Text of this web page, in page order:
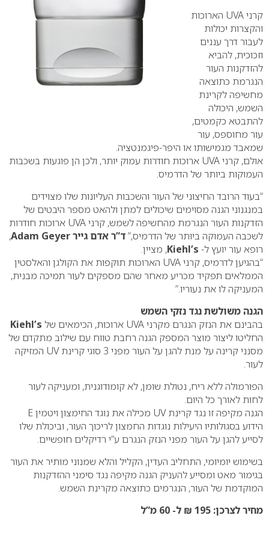
קרני UVA הארוכות
והקצרות יכולות
לעבור דרך עננים
וזכוכית, להביא
להזדקנות העור
הנגרמת כתוצאה
מחשיפה לקרינת
השמש, היכולה
להתבטא כקמטים,
עור מחוספס, עור
שמאבד מגמישותו או היפר-פיגמנטציה.
אולם, קרני UVA ארוכות חודרות עמוק יותר, ולכן הן פוגעות בשכבות
העמוקות ביותר של הדרמיס.
“בעוד הרובד החיצוני של העור והשכבות העליונות שלו מצוידים
במנגנוני הגנה מסוימים שיכולים למתן ולהאט מספר היבטים של
הזדקנות העור הנגרמת מהחשיפה לשמש, קרני UVA ארוכות חודרות
לשכבה העמוקה ביותר של הדרמיס,”ד”ר אדם גיירAdam Geyer
,
רופא עור יועץ ל- Kiehl’s, מציין.
“בהגיען לדרמיס, קרני UVA הארוכות תוקפות את הקולגן והאלסטין
הממלאים תפקיד מכריע מאחר שהם מספקים לעור תמיכה מבנית,
המעניקה לו את נעוריו.”
הגנה משולשת נגד נזקי השמש
בהבינם את הנזק הנגרם מקרני UVA ארוכות, הכימאים של
החליטו ליצור מוצר המספק הגנה רחבת טווח עם שילוב מתקדם של
מסנני קרינה על מנת להגן על העור מפני 3 סוגי קרינת UV המזיקה
לעור.
הפורמולה ללא ריח, נטולת שומן, לא קומודוגנית, ומעניקה לעור
לחות לאורך כל היום.
הגנה מקיפה זו נגד קרינת UV מכילה את נוגד החימצון ויטמין E
הידוע בסגולותיו היעילות נוגדות החמצון לריכוך העור, וביכולת שלו
לסייע להגן על העור מפני הנזק הנגרם ע”י רדיקלים חופשיים.
בשימוש יומיומי, התחליב העדין, הקליל והלא שמנוני מותיר את העור
בגימור מאט ומסייע להעניק הגנה מקיפה נגד סימני ההזדקנות
המוקדמת של העור, הנגרמים כתוצאה מקרינת השמש.
מחיר לצרכן: 195 ₪ ל- 60 מ”ל